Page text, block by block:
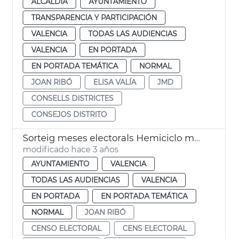
TRANSPARENCIA Y PARTICIPACIÓN
VALENCIA
TODAS LAS AUDIENCIAS
VALENCIA
EN PORTADA
EN PORTADA TEMÁTICA
NORMAL
JOAN RIBÓ
ELISA VALÍA
JMD
CONSELLS DISTRICTES
CONSEJOS DISTRITO
Sorteig meses electorals Hemiciclo municipal
modificado hace 3 años
AYUNTAMIENTO
VALENCIA
TODAS LAS AUDIENCIAS
VALENCIA
EN PORTADA
EN PORTADA TEMÁTICA
NORMAL
JOAN RIBÓ
CENSO ELECTORAL
CENS ELECTORAL